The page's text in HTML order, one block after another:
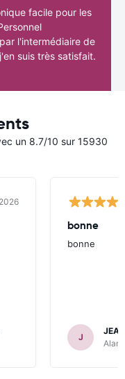
facile pour les
l'intermédiaire de
suis très satisfait.
un 8.7/10 sur 15930
bonne
bonne
J